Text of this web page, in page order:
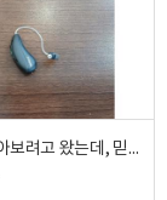
[ “상담만 받아보려고 왔는데, 믿음이 가서 바로 결정했어요”] – 포낙 울트라50 착용 후기
-